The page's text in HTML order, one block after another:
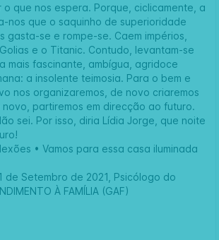
o que nos espera. Porque, ciclicamente, a
nos que o saquinho de superioridade
gasta-se e rompe-se. Caem impérios,
e o Titanic. Contudo, levantam-se
mais fascinante, ambígua, agridoce
a insolente teimosia. Para o bem e
nos organizaremos, de novo criaremos
partiremos em direcção ao futuro.
sei. Por isso, diria Lídia Jorge, que noite
• Vamos para essa casa iluminada
de Setembro de 2021, Psicólogo do
À FAMÍLIA (GAF)